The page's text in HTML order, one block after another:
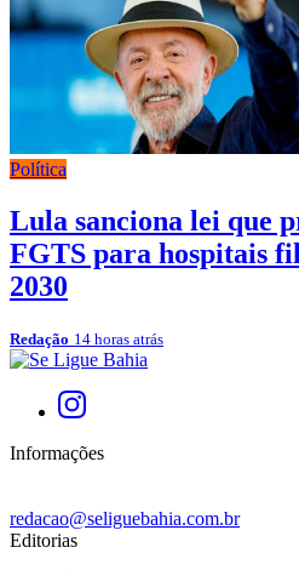
Política
Lula sanciona lei que
FGTS para hospitais
2030
Redação 14 horas atrás
Informações
redacao@seliguebahia.com.br
Editorias